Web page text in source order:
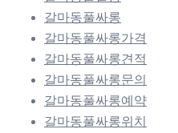
갈마동풀싸롱
갈마동풀싸롱가격
갈마동풀싸롱견적
갈마동풀싸롱문의
갈마동풀싸롱예약
갈마동풀싸롱위치